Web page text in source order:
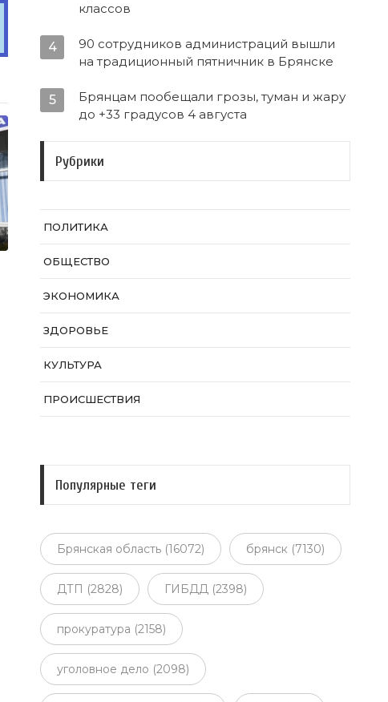
классов
4
90 сотрудников администраций вышли
на традиционный пятничник в Брянске
5
Брянцам пообещали грозы, туман и жару
до +33 градусов 4 августа
Рубрики
ПОЛИТИКА
ОБЩЕСТВО
ЭКОНОМИКА
ЗДОРОВЬЕ
КУЛЬТУРА
ПРОИСШЕСТВИЯ
Популярные теги
Брянская область (16072) брянск (7130)
ДТП (2828) ГИБДД (2398)
прокуратура (2158)
уголовное дело (2098)